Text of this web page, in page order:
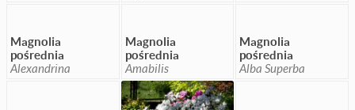
Magnolia
pośrednia
Alexandrina
Magnolia
pośrednia
Amabilis
Magnolia
pośrednia
Alba Superba